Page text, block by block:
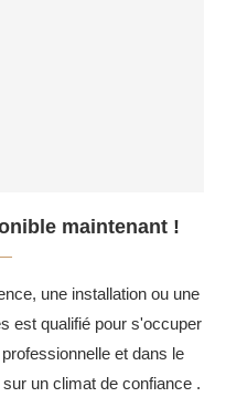
maintenant !
une installation ou une
est qualifié pour s'occuper
et dans le
un climat de confiance .